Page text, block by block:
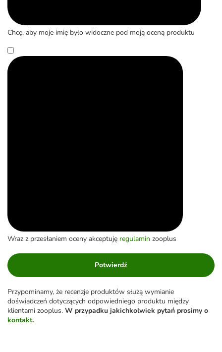
Chcę, aby moje imię było widoczne pod moją oceną produktu
Wraz z przesłaniem oceny akceptuję regulamin zooplus
Potwierdź
Przypominamy, że recenzje produktów służą wymianie
doświadczeń dotyczących odpowiedniego produktu między
klientami zooplus. W przypadku jakichkolwiek pytań prosimy o
kontakt.